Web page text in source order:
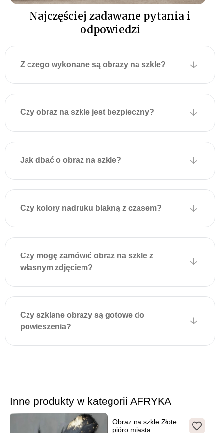
Łatwy i niezawodny
montażobrazów
fabrycznie przymocowane
otworami montażowymi
zawieszenie na ścianie.
montażowej, która
wystarczy zamocować
wkręty w ścianie zgodnie z
położeniem uchwytów na
dekorację. Montaż jest
dodatkowych narzędzi i
zapewnia estetyczny wygląd
mocujących.
Najczęściej zadawane pytania i
odpowiedzi
Z czego wykonane są obrazy na szkle?
Czy obraz na szkle jest bezpieczny?
Jak dbać o obraz na szkle?
Czy kolory nadruku blakną z czasem?
Czy mogę zamówić obraz na szkle z
własnym zdjęciem?
Czy szklane obrazy są gotowe do
powieszenia?
Inne produkty w kategorii AFRYKA
Obraz na szkle Złote
pióro miasta